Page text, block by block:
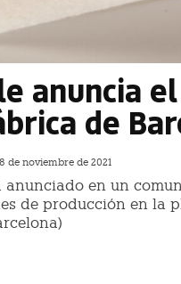
anuncia
de
de noviembre de 2021
anunciado en un
de producción en la